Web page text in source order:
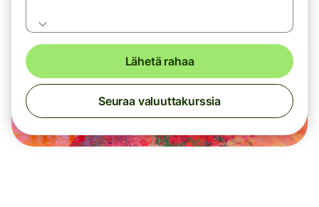
Lähetä rahaa
Seuraa valuuttakurssia